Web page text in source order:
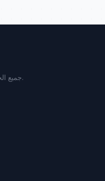
TransParrot. جميع الحقوق محفوظة.